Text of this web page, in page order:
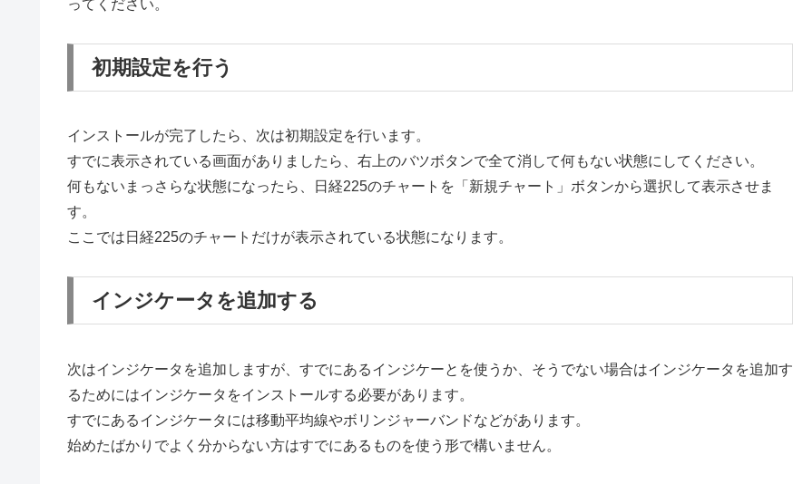
ってください。
初期設定を行う
インストールが完了したら、次は初期設定を行います。
すでに表示されている画面がありましたら、右上のバツボタンで全て消して何もない状態にしてください。
何もないまっさらな状態になったら、日経225のチャートを「新規チャート」ボタンから選択して表示させま
す。
ここでは日経225のチャートだけが表示されている状態になります。
インジケータを追加する
次はインジケータを追加しますが、すでにあるインジケーとを使うか、そうでない場合はインジケータを追加す
るためにはインジケータをインストールする必要があります。
すでにあるインジケータには移動平均線やボリンジャーバンドなどがあります。
始めたばかりでよく分からない方はすでにあるものを使う形で構いません。